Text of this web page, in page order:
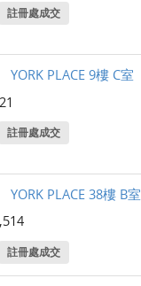
註冊處成交
YORK PLACE 9樓 C室
註冊處成交
YORK PLACE 38樓 B室
註冊處成交